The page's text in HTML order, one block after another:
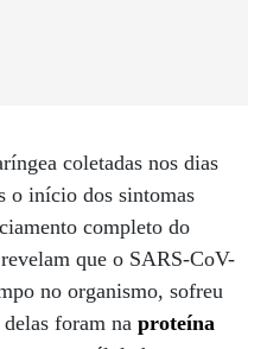
coletadas nos dias
o início dos sintomas
completo do
que o SARS-CoV-
no organismo, sofreu
foram na proteína